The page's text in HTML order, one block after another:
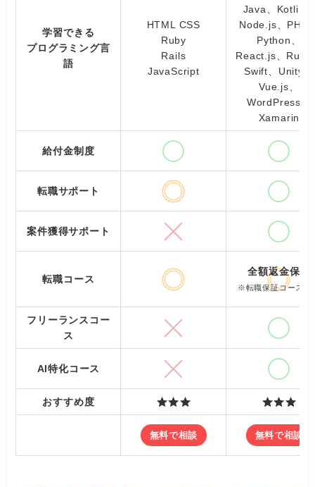
学習できる
プログラミング言
語
HTML CSS
Ruby
Rails
JavaScript
Java、Kotlin、
Node.js、PHP
Python、
React.js、Ruby
Swift、Unity、
Vue.js、
WordPress、
Xamarin
給付金制度
転職サポート
案件獲得サポート
転職コース
全額返金保証
※転職保証コースの
フリーランスコー
ス
AI特化コース
おすすめ度
無料で相談 無料で相談